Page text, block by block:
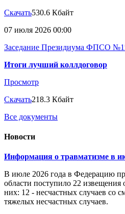
Скачать530.6 Кбайт
07 июля 2026 00:00
Заседание Президиума ФПСО
Итоги лучший коллдоговор
Просмотр
Скачать218.3 Кбайт
Все документы
Новости
Информация о травматизме в
В июле 2026 года в Федерацию
области поступило 22 извещения
них: 12 - несчастных случаев со
тяжелых несчастных случаев.